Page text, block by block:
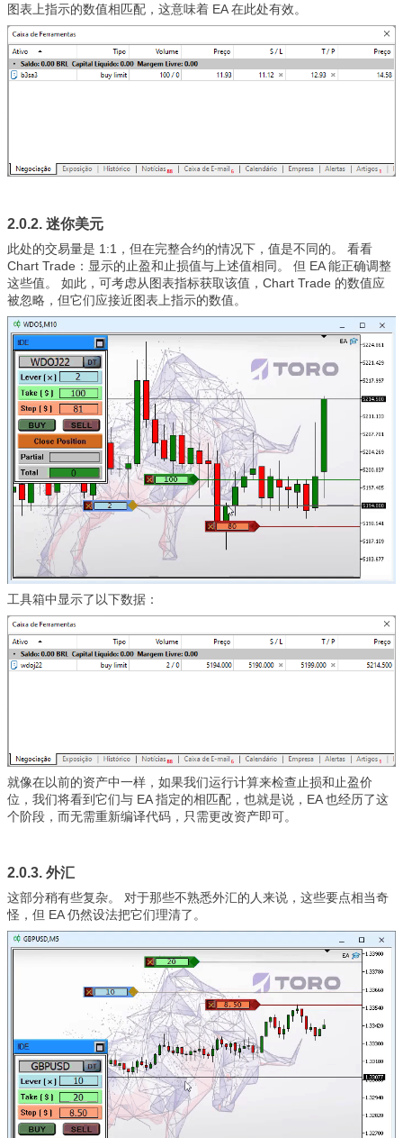
图表上指示的数值相匹配，这意味着 EA 在此处有效。
2.0.2. 迷你美元
此处的交易量是 1:1，但在完整合约的情况下，值是不同的。 看看
Chart Trade：显示的止盈和止损值与上述值相同。 但 EA 能正确调整
这些值。 如此，可考虑从图表指标获取该值，Chart Trade 的数值应
被忽略，但它们应接近图表上指示的数值。
工具箱中显示了以下数据：
就像在以前的资产中一样，如果我们运行计算来检查止损和止盈价
位，我们将看到它们与 EA 指定的相匹配，也就是说，EA 也经历了这
个阶段，而无需重新编译代码，只需更改资产即可。
2.0.3. 外汇
这部分稍有些复杂。 对于那些不熟悉外汇的人来说，这些要点相当奇
怪，但 EA 仍然设法把它们理清了。